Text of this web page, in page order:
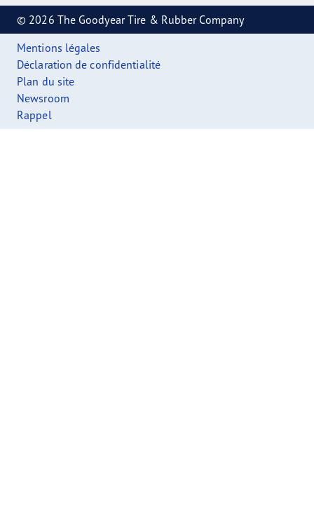
© 2026 The Goodyear Tire & Rubber Company
Mentions légales
Déclaration de confidentialité
Plan du site
Newsroom
Rappel